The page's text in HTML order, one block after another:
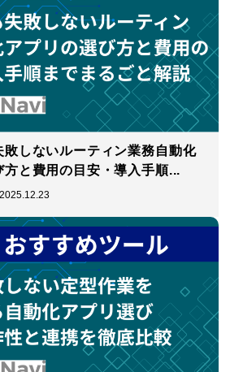
敗しないルーティン業務自動化
と費用の目安・導入手順...
2025.12.23